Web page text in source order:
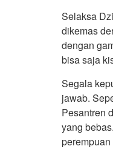
Selaksa
dikemas
dengan
bisa saja
Segala
jawab.
Pesantren
yang